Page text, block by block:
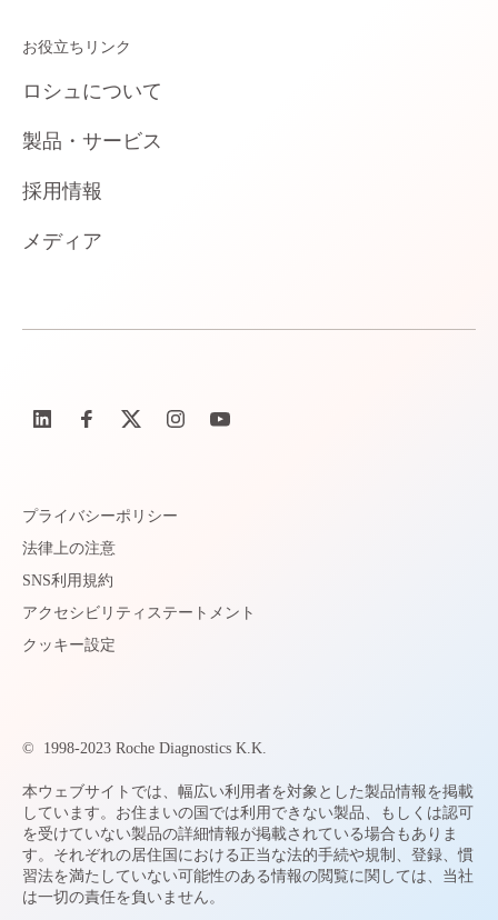
お役立ちリンク
ロシュについて
製品・サービス
採用情報
メディア
プライバシーポリシー
法律上の注意
SNS利用規約
アクセシビリティステートメント
クッキー設定
© 1998-2023 Roche Diagnostics K.K.
本ウェブサイトでは、幅広い利用者を対象とした製品情報を掲載
しています。お住まいの国では利用できない製品、もしくは認可
を受けていない製品の詳細情報が掲載されている場合もありま
す。それぞれの居住国における正当な法的手続や規制、登録、慣
習法を満たしていない可能性のある情報の閲覧に関しては、当社
は一切の責任を負いません。